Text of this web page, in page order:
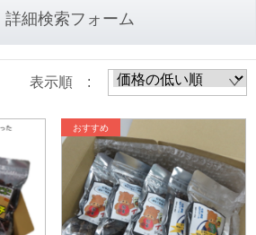
詳細検索フォーム
表示順 :